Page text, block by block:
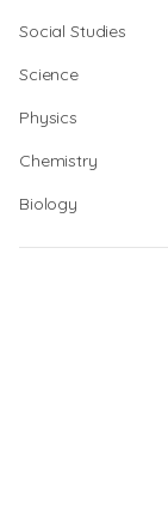
Social Studies
Science
Physics
Chemistry
Biology